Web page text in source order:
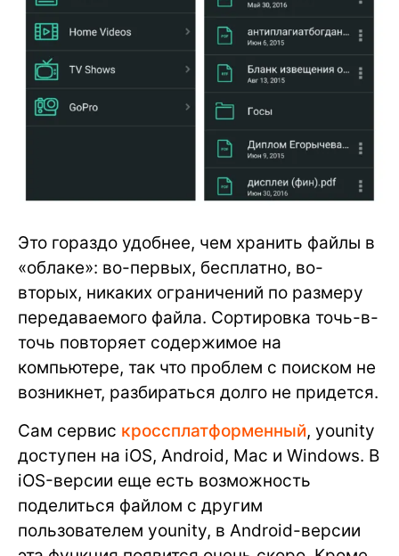
Это гораздо удобнее, чем хранить файлы в
«облаке»: во-первых, бесплатно, во-
вторых, никаких ограничений по размеру
передаваемого файла. Сортировка точь-в-
точь повторяет содержимое на
компьютере, так что проблем с поиском не
возникнет, разбираться долго не придется.
Сам сервис кроссплатформенный, younity
доступен на iOS, Android, Mac и Windows. В
iOS-версии еще есть возможность
поделиться файлом с другим
пользователем younity, в Android-версии